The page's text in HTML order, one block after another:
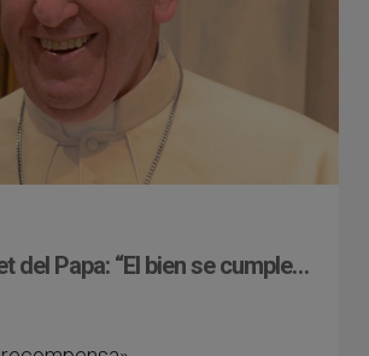
del Papa: “El bien se cumple…